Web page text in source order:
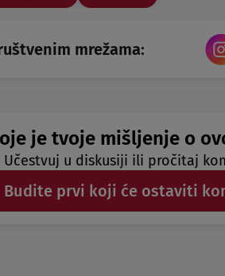
mrežama:
je tvoje mišljenje o
Učestvuj u diskusiji ili pročitaj
Budite prvi koji će ostaviti